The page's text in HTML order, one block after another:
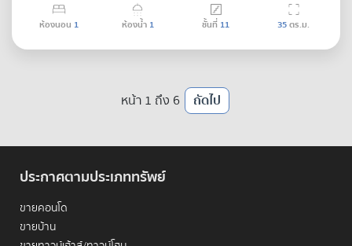
ห้องนอน 1 ห้องน้ำ 1 ชั้นที่ 11 35ตร.ม.
หน้า 1 ถึง 6 ถัดไป
ประกาศตามประเภททรัพย์
ขายคอนโด
ขายบ้าน